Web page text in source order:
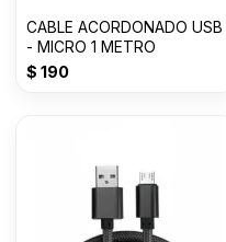
CABLE ACORDONADO USB
- MICRO 1 METRO
$ 190